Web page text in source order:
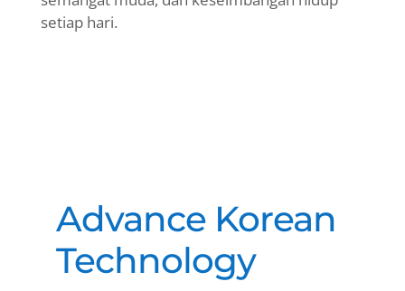
setiap hari.
Advance Korean
Technology